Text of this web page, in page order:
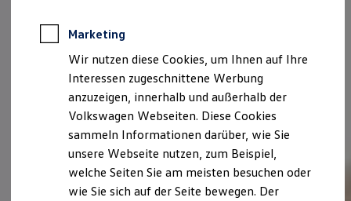
Rekuperation
Laden unterwegs
Laden Zuhause
Ladestationen finden
Ladezeitensimulator
Batterie
Sicherheit
Nachhaltigkeit
Technologie
Kosten und Kauf
Marketing
Wir nutzen diese Cookies, um Ihnen auf Ihre
Interessen zugeschnittene Werbung
anzuzeigen, innerhalb und außerhalb der
Volkswagen Webseiten. Diese Cookies
sammeln Informationen darüber, wie Sie
unsere Webseite nutzen, zum Beispiel,
welche Seiten Sie am meisten besuchen oder
wie Sie sich auf der Seite bewegen. Der